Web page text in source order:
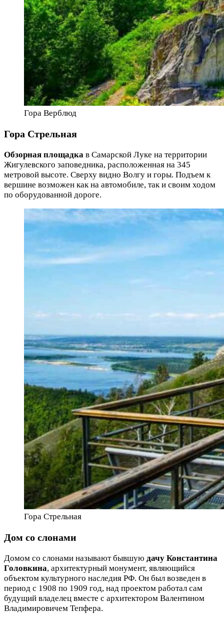
Гора Верблюд
Гора Стрельная
Обзорная площадка в Самарской Луке на территории
Жигулевского заповедника, расположенная на 345
метровой высоте. Сверху видно Волгу и горы. Подъем к
вершине возможен как на автомобиле, так и своим ходом
по оборудованной дороге.
Гора Стрельная
Дом со слонами
Домом со слонами называют бывшую дачу Константина
Головкина, архитектурный монумент, являющийся
объектом культурного наследия РФ. Он был возведен в
период с 1908 по 1909 год, над проектом работал сам
будущий владелец вместе с архитектором Валентином
Владимировичем Тепфера.